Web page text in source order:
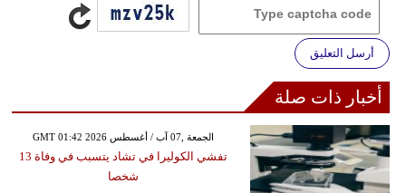
أرسل التعليق
أخبار ذات صلة
GMT 01:42 2026 الجمعة ,07 آب / أغسطس
تفشي الكوليرا في تشاد يتسبب في وفاة 13
شخصا